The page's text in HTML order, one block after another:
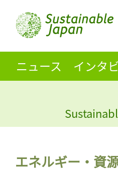
ニュース インタ
エネルギー・資